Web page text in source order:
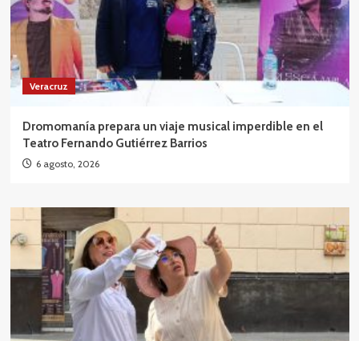
Veracruz
Dromomanía prepara un viaje musical imperdible en el
Teatro Fernando Gutiérrez Barrios
6 agosto, 2026